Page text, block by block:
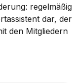
regelmäßig
dar, der
den Mitgliedern